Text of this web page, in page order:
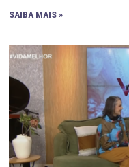
SAIBA MAIS »